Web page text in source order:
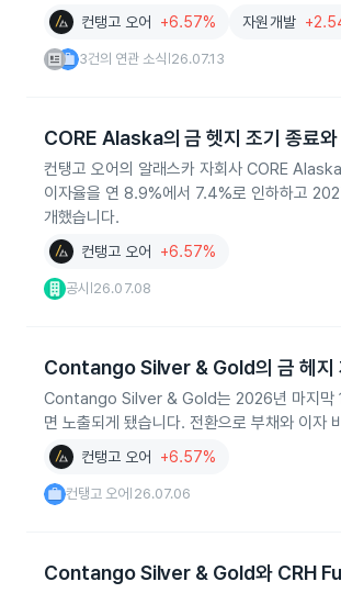
컨탱고 오어 +6.57% 자원개발
3건의 연관 소식 26.07.13
CORE Alaska의 금 헷지 조기 종료와
컨탱고 오어의 알래스카 자회사 CORE
이자율을 연 8.9%에서 7.4%로 인하하고
개했습니다.
컨탱고 오어 +6.57%
공시 26.07.08
Contango Silver & Gold의 금 헤지
Contango Silver & Gold는 2026년 마지막
면 노출되게 됐습니다. 전환으로 부채와 이자
컨탱고 오어 +6.57%
컨탱고 오어 26.07.06
Contango Silver & Gold와 CRH